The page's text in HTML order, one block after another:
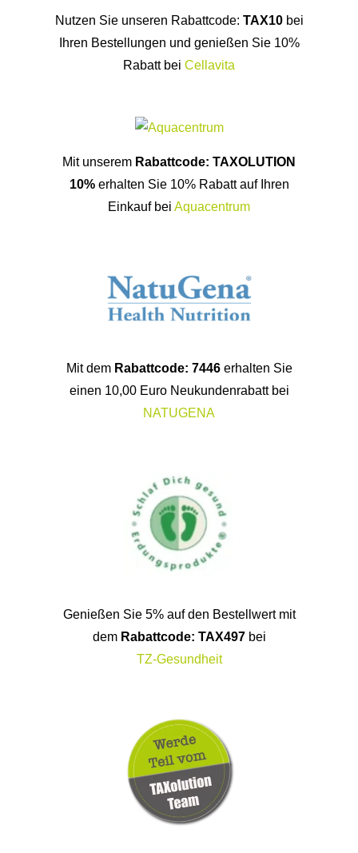
Nutzen Sie unseren Rabattcode: TAX10bei
Ihren Bestellungen und genießen Sie 10%
Rabatt bei Cellavita
Mit unserem Rabattcode: TAXOLUTION
10%erhalten Sie 10% Rabatt auf Ihren
Einkauf bei Aquacentrum
Mit dem Rabattcode: 7446erhalten Sie
einen 10,00 Euro Neukundenrabatt bei
NATUGENA
Genießen Sie 5% auf den Bestellwert mit
dem Rabattcode: TAX497 bei
TZ-Gesundheit